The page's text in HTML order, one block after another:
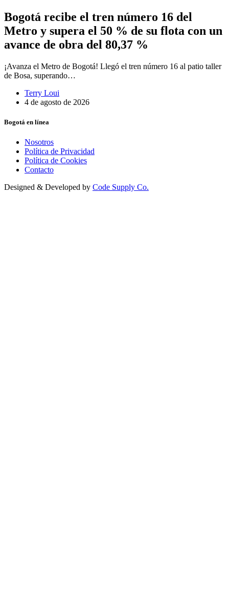
Bogotá recibe el tren número 16 del
Metro y supera el 50 % de su flota con un
avance de obra del 80,37 %
¡Avanza el Metro de Bogotá! Llegó el tren número 16 al patio taller
de Bosa, superando…
Terry Loui
4 de agosto de 2026
Bogotá en línea
Nosotros
Política de Privacidad
Política de Cookies
Contacto
Designed & Developed by Code Supply Co.